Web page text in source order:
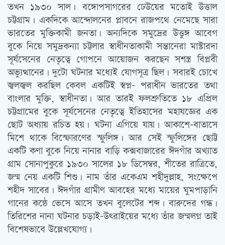
তখন ১৯৩০ সাল। বঙ্গোপসাগরের ঢেউয়ের মতোই উত্তাল
চট্টগ্রাম। একদিকে আন্দোলনের প্লাবনে রাজপথে নেমেছে সারা
ভারতের মুক্তিকামী জনতা। অন্যদিকে সমুদ্রের উত্তুঙ্গ আবেগ
বুকে নিয়ে সমুদ্রকন্যা চট্টলার স্বাধীনতাকামী সন্তানেরা মাস্টারদা
সূর্যসেনের নেতৃত্বে গোপনে আয়োজন করছেন সশস্ত্র বিপ্লবী
অভ্যুত্থানের। দুটো ঘটনার মধ্যেই যোগসূত্র ছিল। সবারই চোখে
জ্বলজ্বল করছিল কেবল একটিই স্বপ্ন- পরাধীন ভারতের তথা
বাংলার মুক্তি, স্বাধীনতা। আর তারই ফলশ্রুতিতে ১৮ এপ্রিল
চট্টগ্রামের বুকে সূর্যসেনের নেতৃত্বে ইতিহাসের মহাযজ্ঞের এক
ছোট অধ্যায় রচিত হয়। ঘটনা এগিয়ে যায়। আকাশে-বাতাসে
মিশে থাকে বিস্ফোরণের স্ফুলিঙ্গ। আর সেই স্ফুলিঙ্গের ছোট্ট
একটি কণা বুকে নিয়ে নানার বাড়ি কক্সবাজারের ঈদগাঁর অখ্যাত
গ্রাম সোনাপুকুরে ১৯৩০ সালের ১৮ ডিসেম্বর, শীতের রাত্রিতে,
জন্ম নেয় একটি শিশু। নাম তাঁর একেএম শহীদুল্লাহ, সংক্ষেপে
শহীদ সাবের। ঈদগাঁর গ্রামীণ আবহের মধ্যে মায়ের ঘুমপাড়ানি
গানের কন্ঠে ভেসে আসে তখন বুলেটের শব্দ। বারুদের গন্ধ।
তিরিশের নানা ঘটনার চড়াই-উত্‍রাইয়ের মধ্যে তাঁর জন্মলগ্ন তাই
বিশেষভাবে উল্লেখযোগ্য।